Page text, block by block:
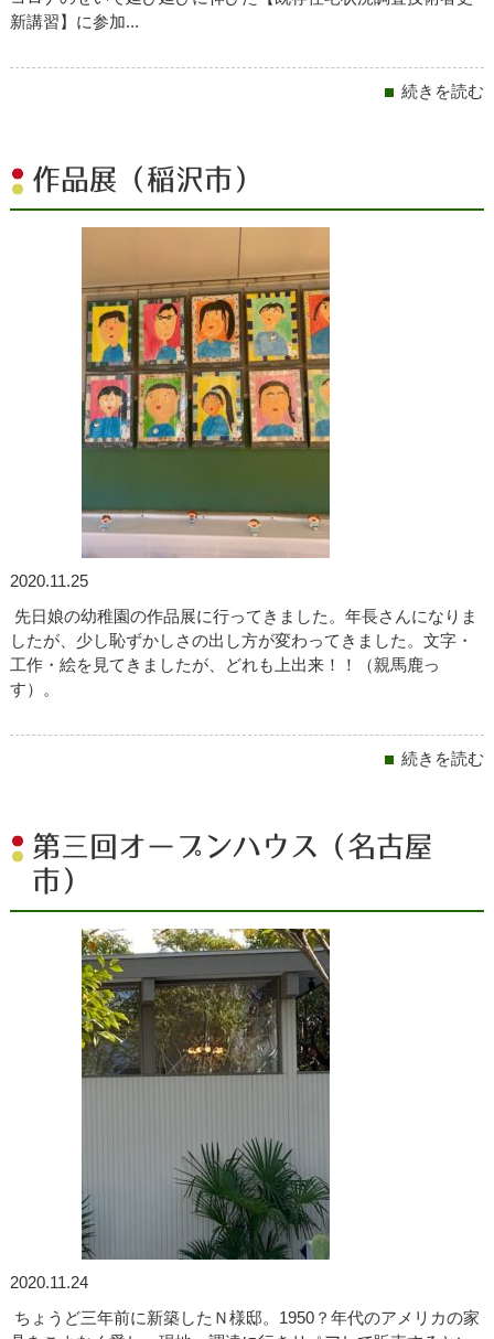
新講習】に参加...
続きを読む
作品展（稲沢市）
2020.11.25
先日娘の幼稚園の作品展に行ってきました。年長さんになりま
したが、少し恥ずかしさの出し方が変わってきました。文字・
工作・絵を見てきましたが、どれも上出来！！（親馬鹿っ
す）。
続きを読む
第三回オープンハウス（名古屋
市）
2020.11.24
ちょうど三年前に新築したＮ様邸。1950？年代のアメリカの家